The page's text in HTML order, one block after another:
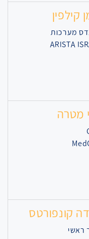
קילפין
מערכות
ARISTA
מטרה
קונפורטס
ראשי